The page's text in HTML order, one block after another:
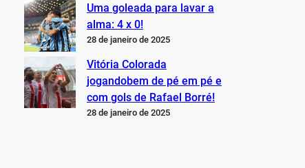
Uma goleada para lavar a
alma: 4 x 0!
28 de janeiro de 2025
Vitória Colorada
jogandobem de pé em pé e
com gols de Rafael Borré!
28 de janeiro de 2025